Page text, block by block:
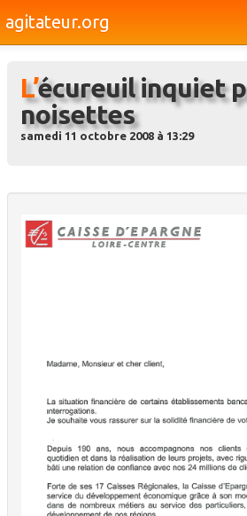
agitateur.org
Bourges & le Cher
Société
Médias
Dossiers
L’écureuil inquiet pour ses
noisettes
samedi 11 octobre 2008 à 13:29